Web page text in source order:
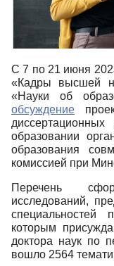
С 7 по 21 июня
«Кадры высшей
«Науки об
обсуждение
образовании
образования
комиссией при
Перечень
исследований,
которым
доктора наук по
вошло 2564